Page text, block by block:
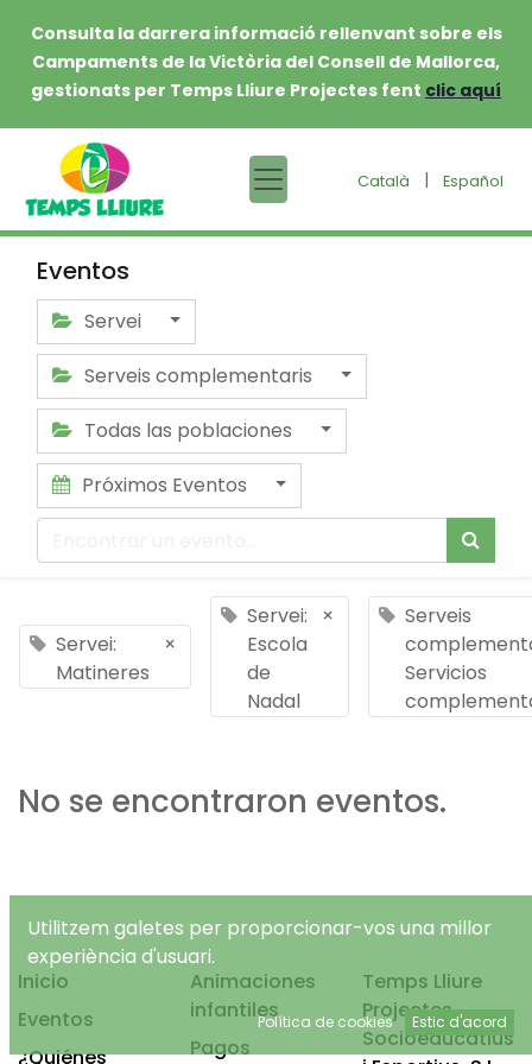
Consulta la darrera informació rellenvant sobre els
Campaments de la Victòria del Consell de Mallorca,
gestionats per Temps Lliure Projectes fent clic aquí
Català | Español
Eventos
Servei
Serveis complementaris
Todas las poblaciones
Próximos Eventos
Servei:
Matineres
×
Servei:
Escola
de
Nadal
×
Serveis
Servicios
No se encontraron eventos.
Inicio
Eventos
¿Quiénes
Animaciones
infantiles
Pagos
Temps Lliure
Projectes
Socioeducatius
Utilitzem galetes per proporcionar-vos una millor
experiència d'usuari.
Política de cookies Estic d'acord